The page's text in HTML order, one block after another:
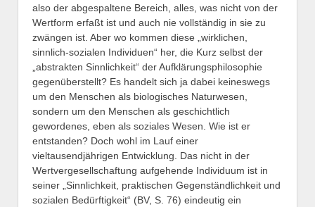
also der abgespaltene Bereich, alles, was nicht von der
Wertform erfaßt ist und auch nie vollständig in sie zu
zwängen ist. Aber wo kommen diese „wirklichen,
sinnlich-sozialen Individuen“ her, die Kurz selbst der
„abstrakten Sinnlichkeit“ der Aufklärungsphilosophie
gegenüberstellt? Es handelt sich ja dabei keineswegs
um den Menschen als biologisches Naturwesen,
sondern um den Menschen als geschichtlich
gewordenes, eben als soziales Wesen. Wie ist er
entstanden? Doch wohl im Lauf einer
vieltausendjährigen Entwicklung. Das nicht in der
Wertvergesellschaftung aufgehende Individuum ist in
seiner „Sinnlichkeit, praktischen Gegenständlichkeit und
sozialen Bedürftigkeit“ (BV, S. 76) eindeutig ein